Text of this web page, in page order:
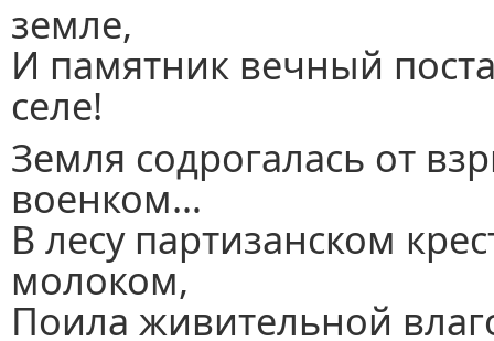
земле,
И памятник вечный
селе!
Земля содрогалась от
военком…
В лесу партизанском
молоком,
Поила живительной